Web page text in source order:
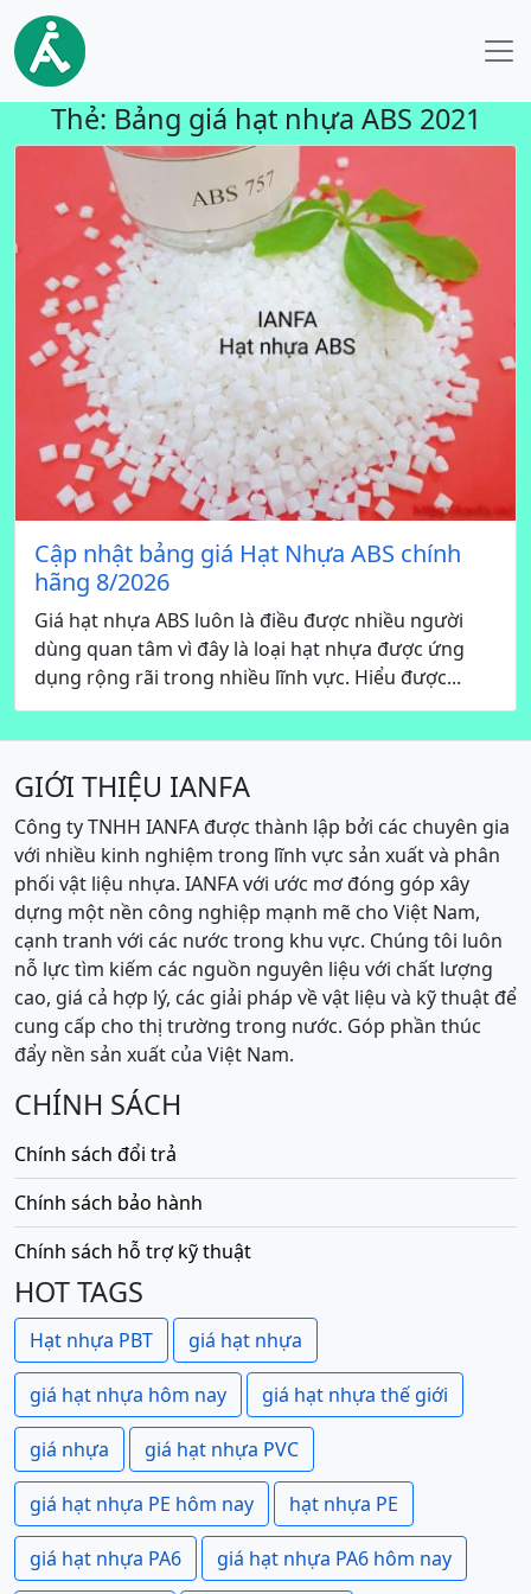
Thẻ: Bảng giá hạt nhựa ABS 2021
Cập nhật bảng giá Hạt Nhựa ABS chính
hãng 8/2026
Giá hạt nhựa ABS luôn là điều được nhiều người
dùng quan tâm vì đây là loại hạt nhựa được ứng
dụng rộng rãi trong nhiều lĩnh vực. Hiểu được...
GIỚI THIỆU IANFA
Công ty TNHH IANFA được thành lập bởi các chuyên gia
với nhiều kinh nghiệm trong lĩnh vực sản xuất và phân
phối vật liệu nhựa. IANFA với ước mơ đóng góp xây
dựng một nền công nghiệp mạnh mẽ cho Việt Nam,
cạnh tranh với các nước trong khu vực. Chúng tôi luôn
nỗ lực tìm kiếm các nguồn nguyên liệu với chất lượng
cao, giá cả hợp lý, các giải pháp về vật liệu và kỹ thuật để
cung cấp cho thị trường trong nước. Góp phần thúc
đẩy nền sản xuất của Việt Nam.
CHÍNH SÁCH
Chính sách đổi trả
Chính sách bảo hành
Chính sách hỗ trợ kỹ thuật
HOT TAGS
Hạt nhựa PBT giá hạt nhựa
giá hạt nhựa hôm nay giá hạt nhựa thế giới
giá nhựa giá hạt nhựa PVC
giá hạt nhựa PE hôm nay hạt nhựa PE
giá hạt nhựa PA6 giá hạt nhựa PA6 hôm nay